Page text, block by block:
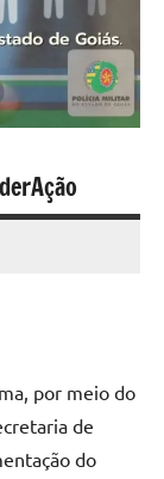
por meio do
de
do